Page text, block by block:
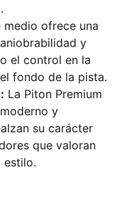
medio ofrece una
y
el control en la
fondo de la pista.
La Piton Premium
y
su carácter
que valoran
estilo.